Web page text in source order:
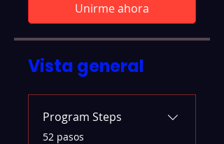
Unirme ahora
Vista general
Program Steps
.52 pasos